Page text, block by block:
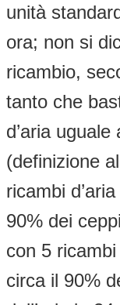
unità
ora; non si
ricambio,
tanto che
d’aria
(definizione
ricambi
90% dei
con 5
circa il 90%